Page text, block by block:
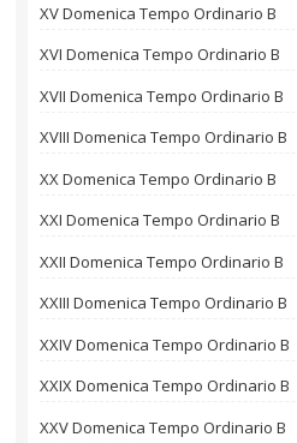
XV Domenica Tempo Ordinario B
XVI Domenica Tempo Ordinario B
XVII Domenica Tempo Ordinario B
XVIII Domenica Tempo Ordinario B
XX Domenica Tempo Ordinario B
XXI Domenica Tempo Ordinario B
XXII Domenica Tempo Ordinario B
XXIII Domenica Tempo Ordinario B
XXIV Domenica Tempo Ordinario B
XXIX Domenica Tempo Ordinario B
XXV Domenica Tempo Ordinario B